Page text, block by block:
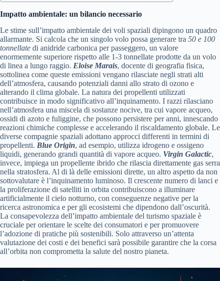
Impatto ambientale: un bilancio necessario
Le stime sull’impatto ambientale dei voli spaziali dipingono un quadro
allarmante. Si calcola che un singolo volo possa generare tra 50 e 100
tonnellate di anidride carbonica per passeggero, un valore
enormemente superiore rispetto alle 1-3 tonnellate prodotte da un volo
di linea a lungo raggio. Eloise Marais, docente di geografia fisica,
sottolinea come queste emissioni vengano rilasciate negli strati alti
dell’atmosfera, causando potenziali danni allo strato di ozono e
alterando il clima globale. La natura dei propellenti utilizzati
contribuisce in modo significativo all’inquinamento. I razzi rilasciano
nell’atmosfera una miscela di sostanze nocive, tra cui vapore acqueo,
ossidi di azoto e fuliggine, che possono persistere per anni, innescando
reazioni chimiche complesse e accelerando il riscaldamento globale. Le
diverse compagnie spaziali adottano approcci differenti in termini di
propellenti. Blue Origin, ad esempio, utilizza idrogeno e ossigeno
liquidi, generando grandi quantità di vapore acqueo. Virgin Galactic,
invece, impiega un propellente ibrido che rilascia direttamente gas serra
nella stratosfera. Al di là delle emissioni dirette, un altro aspetto da non
sottovalutare è l’inquinamento luminoso. Il crescente numero di lanci e
la proliferazione di satelliti in orbita contribuiscono a illuminare
artificialmente il cielo notturno, con conseguenze negative per la
ricerca astronomica e per gli ecosistemi che dipendono dall’oscurità.
La consapevolezza dell’impatto ambientale del turismo spaziale è
cruciale per orientare le scelte dei consumatori e per promuovere
l’adozione di pratiche più sostenibili. Solo attraverso un’attenta
valutazione dei costi e dei benefici sarà possibile garantire che la corsa
all’orbita non comprometta la salute del nostro pianeta.